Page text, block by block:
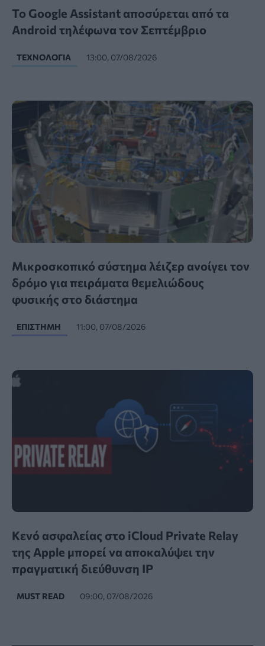
Το Google Assistant αποσύρεται από τα
Android τηλέφωνα τον Σεπτέμβριο
ΤΕΧΝΟΛΟΓΊΑ 13:00, 07/08/2026
Μικροσκοπικό σύστημα λέιζερ ανοίγει τον
δρόμο για πειράματα θεμελιώδους
φυσικής στο διάστημα
ΕΠΙΣΤΉΜΗ 11:00, 07/08/2026
Κενό ασφαλείας στο iCloud Private Relay
της Apple μπορεί να αποκαλύψει την
πραγματική διεύθυνση IP
MUST READ 09:00, 07/08/2026